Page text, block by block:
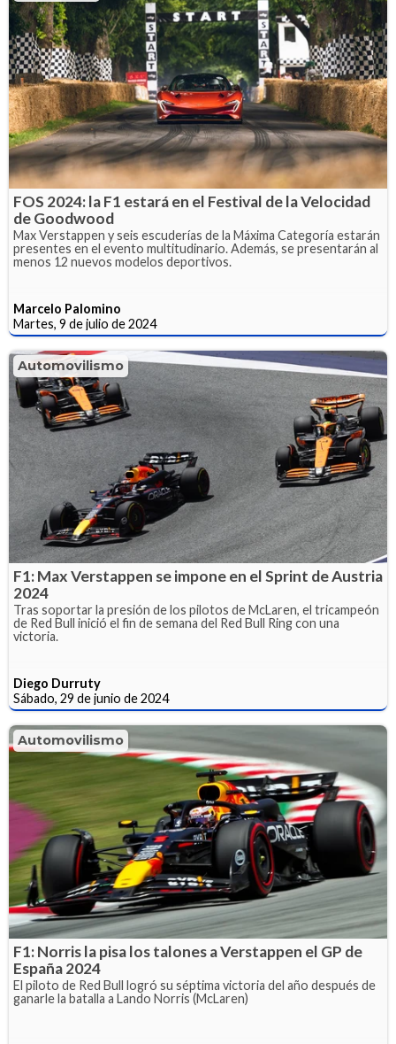
FOS 2024: la F1 estará en el Festival de la Velocidad
de Goodwood
Max Verstappen y seis escuderías de la Máxima Categoría estarán
presentes en el evento multitudinario. Además, se presentarán al
menos 12 nuevos modelos deportivos.
Marcelo Palomino
Martes, 9 de julio de 2024
Automovilismo
F1: Max Verstappen se impone en el Sprint de Austria
2024
Tras soportar la presión de los pilotos de McLaren, el tricampeón
de Red Bull inició el fin de semana del Red Bull Ring con una
victoria.
Diego Durruty
Sábado, 29 de junio de 2024
Automovilismo
F1: Norris la pisa los talones a Verstappen el GP de
España 2024
El piloto de Red Bull logró su séptima victoria del año después de
ganarle la batalla a Lando Norris (McLaren)